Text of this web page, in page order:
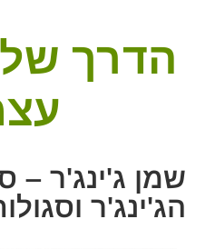
הדרך
שמן ג'ינג'ר –
הג'ינג'ר